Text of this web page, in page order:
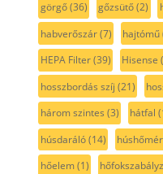
görgő(36) gőzsütő(2)
habverőszár(7) hajtómű
HEPA Filter(39) Hisense
hosszbordás szíj (21)
három szintes (3) hátfal
húsdaráló(14)
hőelem(1)